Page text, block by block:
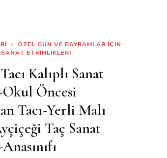
ÖZEL GÜN VE BAYRAMLAR İÇIN
SANAT ETKINLIKLERI
Kalıplı Sanat
Öncesi
Tacı-Yerli Malı
Taç Sanat